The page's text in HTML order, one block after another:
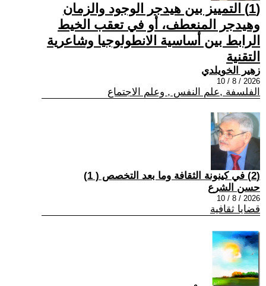
(1) التمييز بين هيدجر الوجود والزمان
وهيدجر المنعطف، أو في تعقب الخيط
الرابط بين أساسية الانطولوجيا وشاعرية
التقنية
زهير الخويلدي
2026 / 8 / 10
الفلسفة ,علم النفس , وعلم الاجتماع
(2) في كينونة الثقافة وما بعد التخصص ( 1)
حسن الشرع
2026 / 8 / 10
قضايا ثقافية